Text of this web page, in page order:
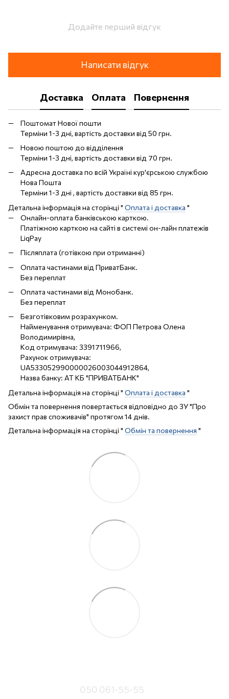
Додайте перший відгук
Написати відгук
Доставка Оплата Повернення
Поштомат Нової пошти
Терміни 1-3 дні, вартість доставки від 50 грн.
Новою поштою до відділення
Терміни 1-3 дні, вартість доставки від 70 грн.
Адресна доставка по всій Україні кур'єрською службою
Нова Пошта
Терміни 1-3 дні , вартість доставки від 85 грн.
Детальна інформація на сторінці " Оплата і доставка "
Онлайн-оплата банківською карткою.
Платіжною карткою на сайті в системі он-лайн платежів
LiqPay
Післяплата (готівкою при отриманні)
Оплата частинами від ПриватБанк.
Без переплат
Оплата частинами від Монобанк.
Без переплат
Безготівковим розрахунком.
Найменування отримувача: ФОП Петрова Олена
Володимирівна,
Код отримувача: 3391711966,
Рахунок отримувача:
UA533052990000026003044912864,
Назва банку: АТ КБ "ПРИВАТБАНК"
Детальна інформація на сторінці " Оплата і доставка "
Обмін та повернення повертається відповідно до ЗУ "Про
захист прав споживачів" протягом 14 днів.
Детальна інформація на сторінці " Обмін та повернення "
050 061-55-55